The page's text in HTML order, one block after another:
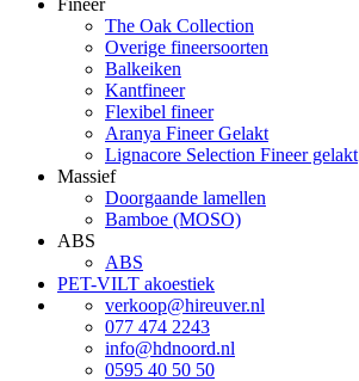
Fineer
The Oak Collection
Overige fineersoorten
Balkeiken
Kantfineer
Flexibel fineer
Aranya Fineer Gelakt
Lignacore Selection Fineer gelakt
Massief
Doorgaande lamellen
Bamboe (MOSO)
ABS
ABS
PET-VILT akoestiek
verkoop@hireuver.nl
077 474 2243
info@hdnoord.nl
0595 40 50 50